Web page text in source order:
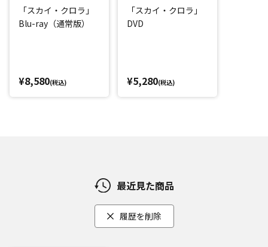
「スカイ・クロラ」
Blu-ray（通常版）
¥8,580(税込)
「スカイ・クロラ」
DVD
¥5,280(税込)
最近見た商品
履歴を削除